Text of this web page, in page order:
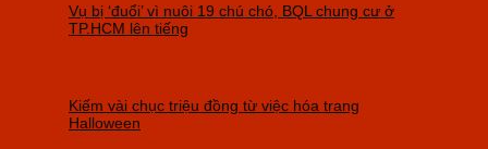
Vụ bị ‘đuổi’ vì nuôi 19 chú chó, BQL chung cư ở
TP.HCM lên tiếng
Kiếm vài chục triệu đồng từ việc hóa trang
Halloween